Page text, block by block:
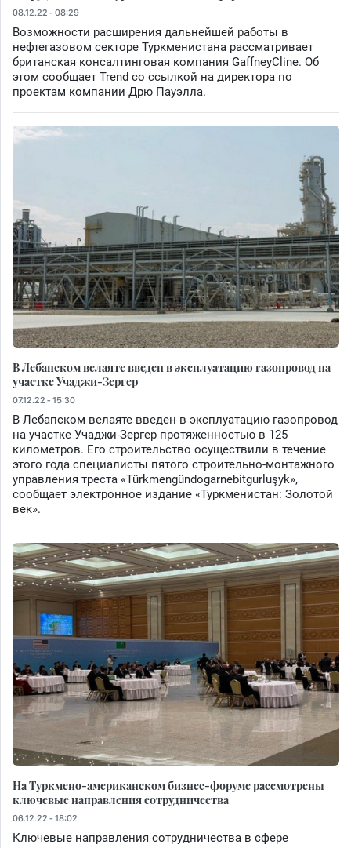
08.12.22 - 08:29
Возможности расширения дальнейшей работы в
нефтегазовом секторе Туркменистана рассматривает
британская консалтинговая компания GaffneyCline. Об
этом сообщает Trend со ссылкой на директора по
проектам компании Дрю Пауэлла.
В Лебапском велаяте введен в эксплуатацию газопровод на
участке Учаджи-Зергер
07.12.22 - 15:30
В Лебапском велаяте введен в эксплуатацию газопровод
на участке Учаджи-Зергер протяженностью в 125
километров. Его строительство осуществили в течение
этого года специалисты пятого строительно-монтажного
управления треста «Türkmengündogarnebitgurluşyk»,
сообщает электронное издание «Туркменистан: Золотой
век».
На Туркмено-американском бизнес-форуме рассмотрены
ключевые направления сотрудничества
06.12.22 - 18:02
Ключевые направления сотрудничества в сфере